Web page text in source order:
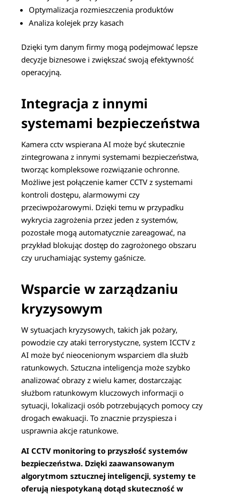
Optymalizacja rozmieszczenia produktów
Analiza kolejek przy kasach
Dzięki tym danym firmy mogą podejmować lepsze
decyzje biznesowe i zwiększać swoją efektywność
operacyjną.
Integracja z innymi
systemami bezpieczeństwa
Kamera cctv wspierana AI może być skutecznie
zintegrowana z innymi systemami bezpieczeństwa,
tworząc kompleksowe rozwiązanie ochronne.
Możliwe jest połączenie kamer CCTV z systemami
kontroli dostępu, alarmowymi czy
przeciwpożarowymi. Dzięki temu w przypadku
wykrycia zagrożenia przez jeden z systemów,
pozostałe mogą automatycznie zareagować, na
przykład blokując dostęp do zagrożonego obszaru
czy uruchamiając systemy gaśnicze.
Wsparcie w zarządzaniu
kryzysowym
W sytuacjach kryzysowych, takich jak pożary,
powodzie czy ataki terrorystyczne, system ICCTV z
AI może być nieocenionym wsparciem dla służb
ratunkowych. Sztuczna inteligencja może szybko
analizować obrazy z wielu kamer, dostarczając
służbom ratunkowym kluczowych informacji o
sytuacji, lokalizacji osób potrzebujących pomocy czy
drogach ewakuacji. To znacznie przyspiesza i
usprawnia akcje ratunkowe.
AI CCTV monitoring to przyszłość systemów
bezpieczeństwa. Dzięki zaawansowanym
algorytmom sztucznej inteligencji, systemy te
oferują niespotykaną dotąd skuteczność w